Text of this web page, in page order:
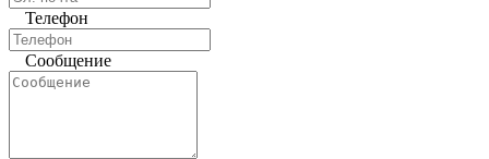
Телефон
Сообщение